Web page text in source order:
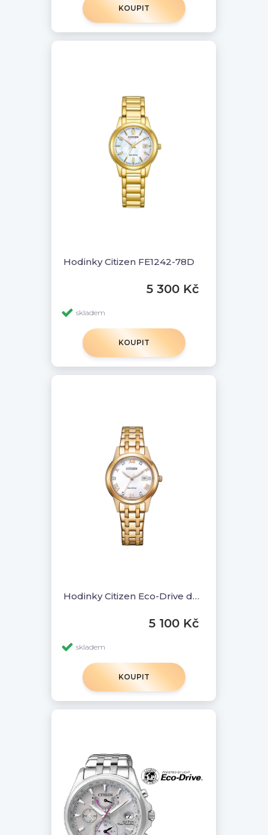
KOUPIT
Hodinky Citizen FE1242-78D
5 300 Kč
skladem
KOUPIT
Hodinky Citizen Eco-Drive dámské FE1243-83A
5 100 Kč
skladem
KOUPIT